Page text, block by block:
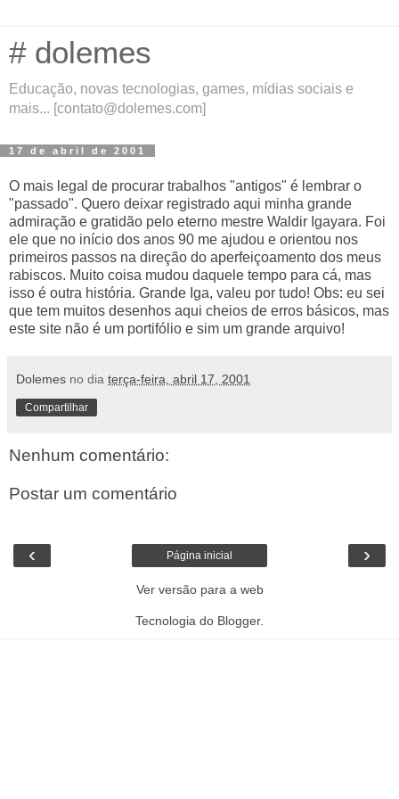
# dolemes
Educação, novas tecnologias, games, mídias sociais e
mais... [contato@dolemes.com]
17 de abril de 2001
O mais legal de procurar trabalhos "antigos" é lembrar o
"passado". Quero deixar registrado aqui minha grande
admiração e gratidão pelo eterno mestre Waldir Igayara. Foi
ele que no início dos anos 90 me ajudou e orientou nos
primeiros passos na direção do aperfeiçoamento dos meus
rabiscos. Muito coisa mudou daquele tempo para cá, mas
isso é outra história. Grande Iga, valeu por tudo! Obs: eu sei
que tem muitos desenhos aqui cheios de erros básicos, mas
este site não é um portifólio e sim um grande arquivo!
Dolemes no dia terça-feira, abril 17, 2001
Compartilhar
Nenhum comentário:
Postar um comentário
‹ ›
Página inicial
Ver versão para a web
Tecnologia do Blogger.